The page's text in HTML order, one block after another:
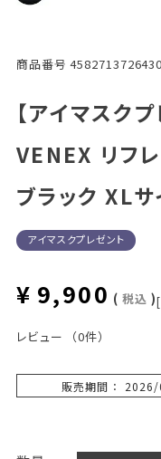
商品番号 4582713726430
【アイマスク
VENEX リフ
ブラック XLサ
アイマスクプレゼント
¥ 9,900 税込 [
レビュー （0件）
販売期間